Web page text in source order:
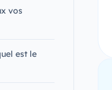
vos
est le